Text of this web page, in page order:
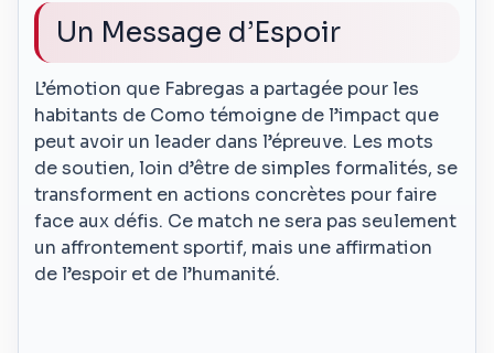
Un Message d’Espoir
L’émotion que Fabregas a partagée pour les
habitants de Como témoigne de l’impact que
peut avoir un leader dans l’épreuve. Les mots
de soutien, loin d’être de simples formalités, se
transforment en actions concrètes pour faire
face aux défis. Ce match ne sera pas seulement
un affrontement sportif, mais une affirmation
de l’espoir et de l’humanité.